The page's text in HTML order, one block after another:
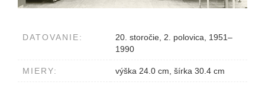
DATOVANIE:
20. storočie, 2. polovica, 1951–
1990
MIERY: výška 24.0 cm, šírka 30.4 cm